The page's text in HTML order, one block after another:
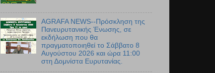
AGRAFA NEWS--Πρόσκληση της
Πανευρυτανικής Ένωσης, σε
εκδήλωση που θα
πραγματοποιηθεί το Σάββατο 8
Αυγούστου 2026 και ώρα 11:00
στη Δομνίστα Ευρυτανίας.